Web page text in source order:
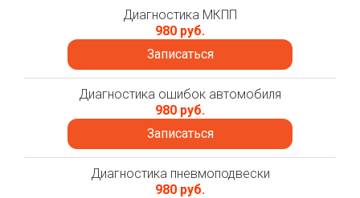
Диагностика МКПП
980 руб.
Записаться
Диагностика ошибок автомобиля
980 руб.
Записаться
Диагностика пневмоподвески
980 руб.